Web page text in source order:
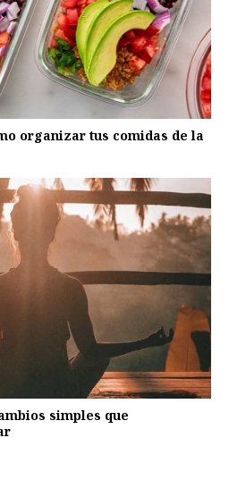
organizar tus comidas de la
simples que